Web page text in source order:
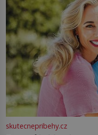
skutecnepribehy.cz